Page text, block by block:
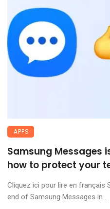
APPS
Samsung Messages
how to protect your
Cliquez ici pour lire en français
end of Samsung Messages in ...